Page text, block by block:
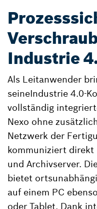
Industrie
Als Leitanwender
seineIndustrie 4.0-
vollständig
Nexo ohne
Netzwerk der
kommuniziert direkt
und Archivserver.
bietet
auf einem PC
oder Tablet. Dank